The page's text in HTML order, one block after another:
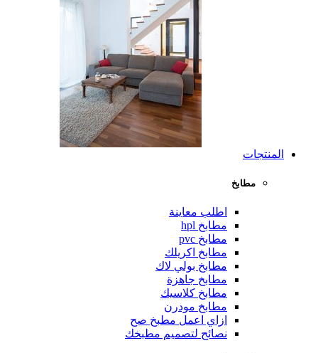
المنتجات
مطابخ
اطلب معاينة
مطابخ hpl
مطابخ pvc
مطابخ اكريلك
مطابخ بولي لاك
مطابخ جاهزة
مطابخ كلاسيك
مطابخ مودرن
ازاي اعمل مطبخ صح
نصائح لتصميم مطبخك